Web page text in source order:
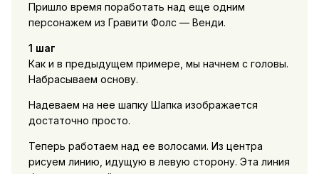
Пришло время поработать над еще одним
персонажем из Гравити Фолс — Венди.
1 шаг
Как и в предыдущем примере, мы начнем с головы.
Набрасываем основу.
Надеваем на нее шапку Шапка изображается
достаточно просто.
Теперь работаем над ее волосами. Из центра
рисуем линию, идущую в левую сторону. Эта линия